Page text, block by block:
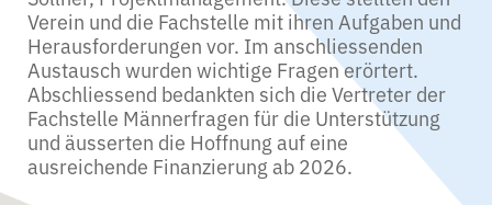
Verein und die Fachstelle mit ihren Aufgaben und
Herausforderungen vor. Im anschliessenden
Austausch wurden wichtige Fragen erörtert.
Abschliessend bedankten sich die Vertreter der
Fachstelle Männerfragen für die Unterstützung
und äusserten die Hoffnung auf eine
ausreichende Finanzierung ab 2026.